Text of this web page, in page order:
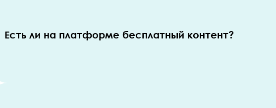
Есть ли на платформе бесплатный контент?